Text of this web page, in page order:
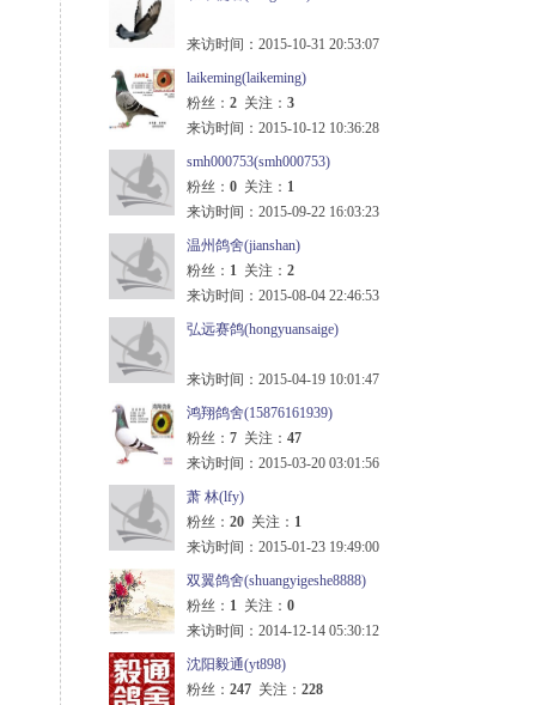
来访时间：2015-10-31 20:53:07
laikeming(laikeming)
粉丝： 2 关注： 3
来访时间：2015-10-12 10:36:28
smh000753(smh000753)
粉丝： 0 关注： 1
来访时间：2015-09-22 16:03:23
温州鸽舍(jianshan)
粉丝： 1 关注： 2
来访时间：2015-08-04 22:46:53
弘远赛鸽(hongyuansaige)
来访时间：2015-04-19 10:01:47
鸿翔鸽舍(15876161939)
粉丝： 7 关注： 47
来访时间：2015-03-20 03:01:56
萧 林(lfy)
粉丝： 20 关注： 1
来访时间：2015-01-23 19:49:00
双翼鸽舍(shuangyigeshe8888)
粉丝： 1 关注： 0
来访时间：2014-12-14 05:30:12
沈阳毅通(yt898)
粉丝： 247 关注： 228